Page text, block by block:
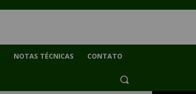
NOTAS TÉCNICAS CONTATO